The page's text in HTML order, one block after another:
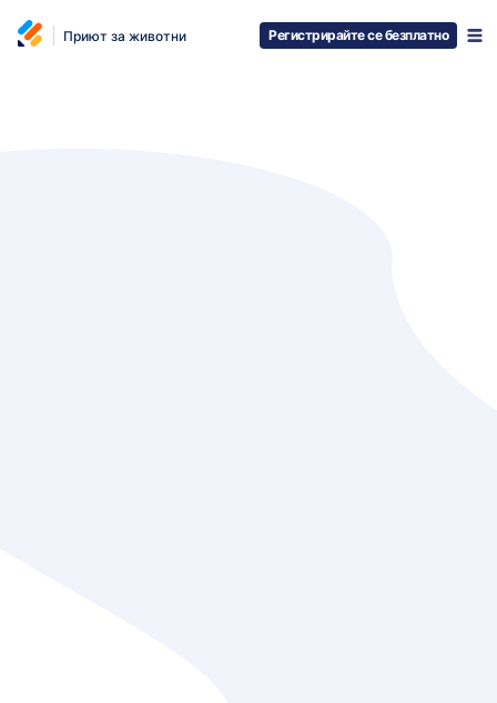
Приют за животни Регистрирайте се безплатно